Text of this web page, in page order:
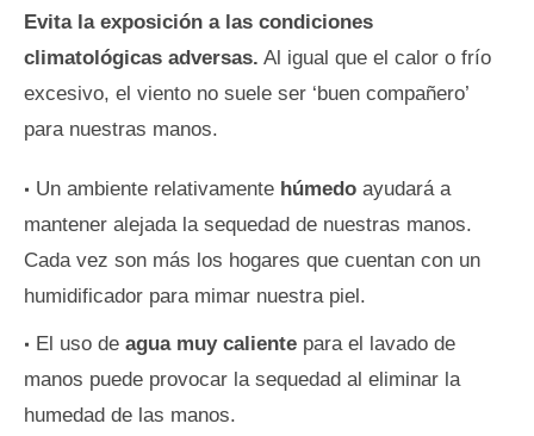
Evita la exposición a las condiciones
climatológicas adversas. Al igual que el calor o frío
excesivo, el viento no suele ser ‘buen compañero’
para nuestras manos.
Un ambiente relativamente húmedo ayudará a
mantener alejada la sequedad de nuestras manos.
Cada vez son más los hogares que cuentan con un
humidificador para mimar nuestra piel.
El uso de agua muy caliente para el lavado de
manos puede provocar la sequedad al eliminar la
humedad de las manos.